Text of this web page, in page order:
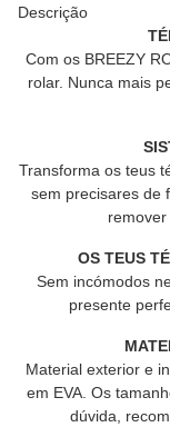
Descrição
Com os BREEZY
rolar. Nunca mais
Transforma os teus
sem precisares de
OS TEUS
Sem incómodos
presente
Material exterior e
em EVA. Os
dúvida,